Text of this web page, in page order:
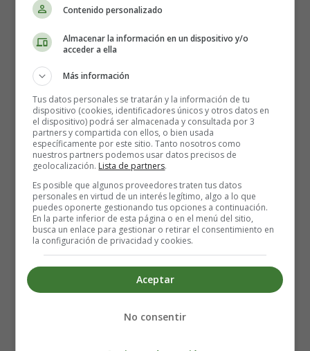
Detalles
Escrito por:Estefanía Morera
Categoría:
Niño
Leer más: El cuento del lobo - Cuentos para el día
del niño
El Niño Gigante - Cuentos
día del niño
Contenido personalizado
Almacenar la información en un dispositivo y/o
acceder a ella
Más información
Tus datos personales se tratarán y la información de tu
dispositivo (cookies, identificadores únicos y otros datos en
el dispositivo) podrá ser almacenada y consultada por 3
partners y compartida con ellos, o bien usada
específicamente por este sitio. Tanto nosotros como
nuestros partners podemos usar datos precisos de
geolocalización. Lista de partners.
Es posible que algunos proveedores traten tus datos
personales en virtud de un interés legítimo, algo a lo que
puedes oponerte gestionando tus opciones a continuación.
En la parte inferior de esta página o en el menú del sitio,
busca un enlace para gestionar o retirar el consentimiento en
la configuración de privacidad y cookies.
Aceptar
No consentir